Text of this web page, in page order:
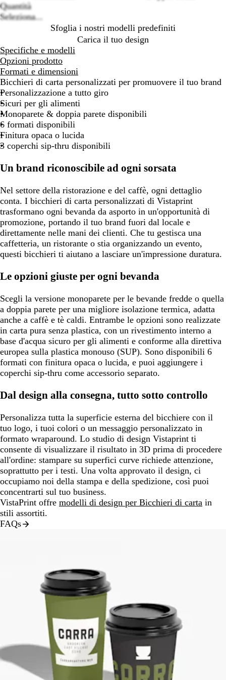
Quantità
Seleziona...
Sfoglia i nostri modelli predefiniti
Carica il tuo design
Specifiche e modelli
Opzioni prodotto
Formati e dimensioni
Bicchieri di carta personalizzati per promuovere il tuo brand
Personalizzazione a tutto giro
Sicuri per gli alimenti
Monoparete & doppia parete disponibili
6 formati disponibili
Finitura opaca o lucida
3 coperchi sip-thru disponibili
Un brand riconoscibile ad ogni sorsata
Nel settore della ristorazione e del caffè, ogni dettaglio
conta. I bicchieri di carta personalizzati di Vistaprint
trasformano ogni bevanda da asporto in un'opportunità di
promozione, portando il tuo brand fuori dal locale e
direttamente nelle mani dei clienti. Che tu gestisca una
caffetteria, un ristorante o stia organizzando un evento,
questi bicchieri ti aiutano a lasciare un'impressione duratura.
Le opzioni giuste per ogni bevanda
Scegli la versione monoparete per le bevande fredde o quella
a doppia parete per una migliore isolazione termica, adatta
anche a caffè e tè caldi. Entrambe le opzioni sono realizzate
in carta pura senza plastica, con un rivestimento interno a
base d'acqua sicuro per gli alimenti e conforme alla direttiva
europea sulla plastica monouso (SUP). Sono disponibili 6
formati con finitura opaca o lucida, e puoi aggiungere i
coperchi sip-thru come accessorio separato.
Dal design alla consegna, tutto sotto controllo
Personalizza tutta la superficie esterna del bicchiere con il
tuo logo, i tuoi colori o un messaggio personalizzato in
formato wraparound. Lo studio di design Vistaprint ti
consente di visualizzare il risultato in 3D prima di procedere
all'ordine: stampare su superfici curve richiede attenzione,
soprattutto per i testi. Una volta approvato il design, ci
occupiamo noi della stampa e della spedizione, così puoi
concentrarti sul tuo business.
VistaPrint offre modelli di design per Bicchieri di carta in
stili assortiti.
FAQs